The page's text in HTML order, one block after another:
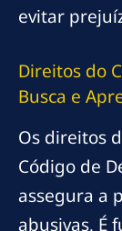
evitar
Direitos do
Busca e
Os direitos
Código de
assegura a
abusivas. É